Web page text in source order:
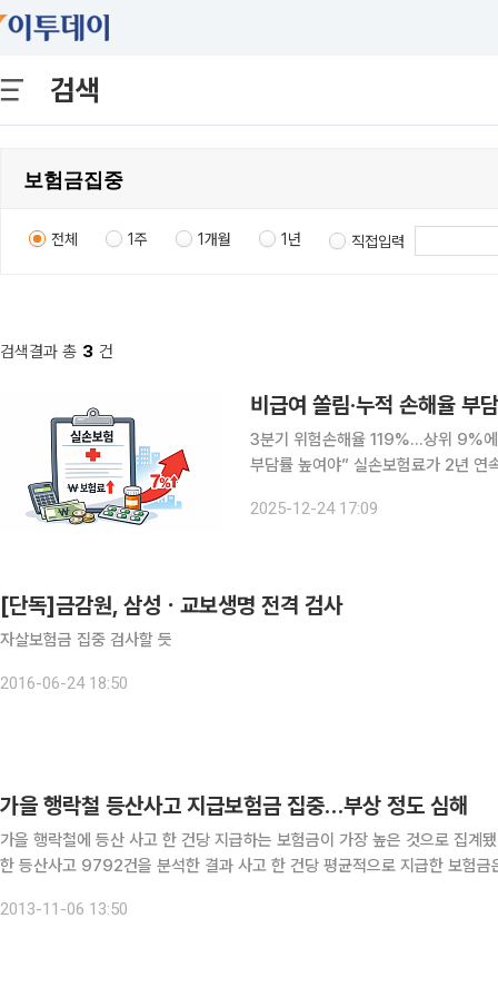
검색
전체 1주 1개월 1년 직접입력
검색결과 총 3 건
비급여 쏠림·누적 손해율
3분기 위험손해율 119%…상위 9%
부담률 높여야” 실손보험료가 2년 연속 7%대를 넘는 인상률을 기록하며 가계 부담이 빠르게 커지
2025-12-24 17:09
[단독]금감원, 삼성ㆍ교보생명 전격 검사
자살보험금 집중 검사할 듯
2016-06-24 18:50
가을 행락철 등산사고 지급보험금 집중…부상 정도 심해
가을 행락철에 등산 사고 한 건당 지급하는 보험금이 가장 높은 것으로 집계됐다. 6일 현대해상 교통기후환경연구소에 따르면 지난
한 등산사고 9792건을 분석한 결과 사고 한 건당 평균적으로 지급한 보험
2013-11-06 13:50